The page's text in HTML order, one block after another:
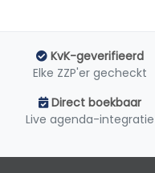
KvK-geverifieerd
Elke ZZP'er gecheckt
Direct boekbaar
Live agenda-integratie